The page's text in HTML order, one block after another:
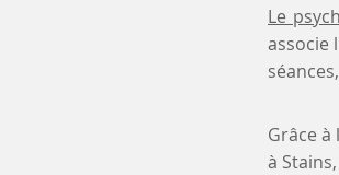
Le
associe
Grâce
à